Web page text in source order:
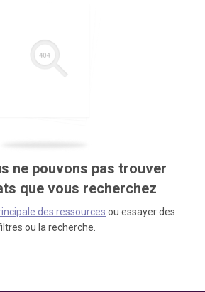
ne pouvons pas trouver
que vous recherchez
des ressources ou essayer des
ou la recherche.